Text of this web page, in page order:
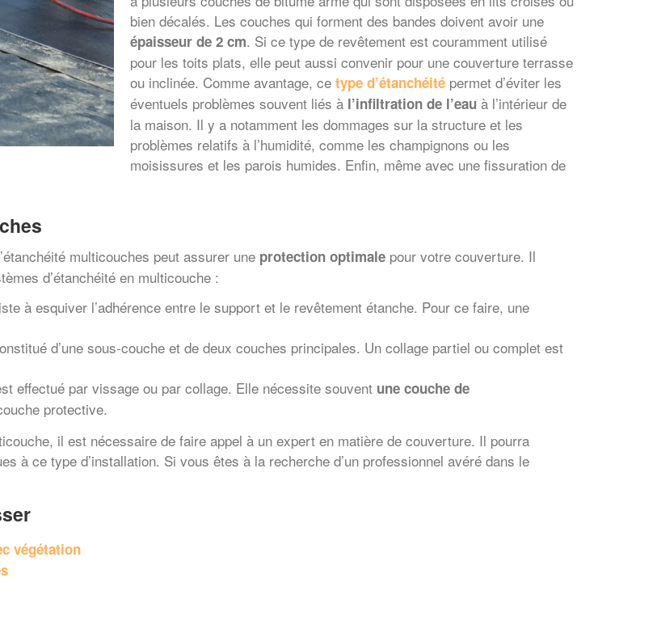
bien décalés. Les couches qui forment des bandes doivent avoir une
épaisseur de 2 cm. Si ce type de revêtement est couramment utilisé
pour les toits plats, elle peut aussi convenir pour une couverture terrasse
ou inclinée. Comme avantage, ce type d’étanchéité permet d’éviter les
éventuels problèmes souvent liés à l’infiltration de l’eau à l’intérieur de
la maison. Il y a notamment les dommages sur la structure et les
problèmes relatifs à l’humidité, comme les champignons ou les
moisissures et les parois humides. Enfin, même avec une fissuration de
multicouches peut assurer une protection optimale pour votre couverture. Il
d’étanchéité en multicouche :
à esquiver l’adhérence entre le support et le revêtement étanche. Pour ce faire, une
d’une sous-couche et de deux couches principales. Un collage partiel ou complet est
effectué par vissage ou par collage. Elle nécessite souvent une couche de
protective.
il est nécessaire de faire appel à un expert en matière de couverture. Il pourra
à ce type d’installation. Si vous êtes à la recherche d’un professionnel avéré dans le
végétation